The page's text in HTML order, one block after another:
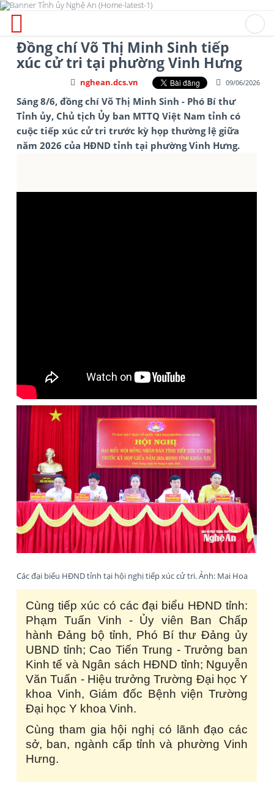
Đồng chí Võ Thị Minh Sinh tiếp
xúc cử tri tại phường Vinh Hưng
09/06/2026
nghean.dcs.vn
Sáng 8/6, đồng chí Võ Thị Minh Sinh - Phó Bí thư
Tỉnh ủy, Chủ tịch Ủy ban MTTQ Việt Nam tỉnh có
cuộc tiếp xúc cử tri trước kỳ họp thường lệ giữa
năm 2026 của HĐND tỉnh tại phường Vinh Hưng.
Các đại biểu HĐND tỉnh tại hội nghị tiếp xúc cử tri. Ảnh: Mai Hoa
Cùng tiếp xúc có các đại biểu HĐND tỉnh:
Phạm Tuấn Vinh - Ủy viên Ban Chấp
hành Đảng bộ tỉnh, Phó Bí thư Đảng ủy
UBND tỉnh; Cao Tiến Trung - Trưởng ban
Kinh tế và Ngân sách HĐND tỉnh; Nguyễn
Văn Tuấn - Hiệu trưởng Trường Đại học Y
khoa Vinh, Giám đốc Bệnh viện Trường
Đại học Y khoa Vinh.
Cùng tham gia hội nghị có lãnh đạo các
sở, ban, ngành cấp tỉnh và phường Vinh
Hưng.